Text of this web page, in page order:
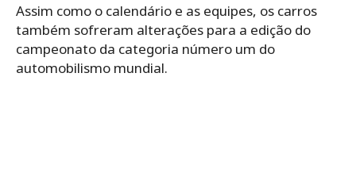
Assim como o calendário e as equipes, os carros
também sofreram alterações para a edição do
campeonato da categoria número um do
automobilismo mundial.